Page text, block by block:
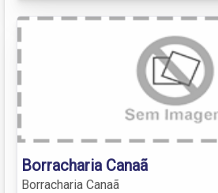
Borracharia Canaã
Borracharia Canaã